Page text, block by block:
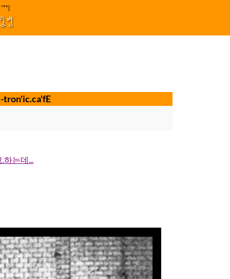
효정 금드레 임형모 양동열 안길재 김성태 이율 유성민 손윤희 이은미 민
방
tron'ic.ca'fE
하는데...